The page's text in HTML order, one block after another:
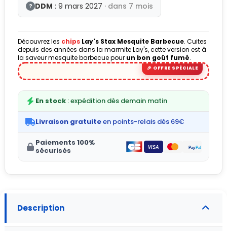
(1 avis)
? DDM : 9 mars 2027 · dans 7 mois
Découvrez les chips Lay's Stax Mesquite Barbecue. Cuites
depuis des années dans la marmite Lay's, cette version est à
la saveur mesquite barbecue pour un bon goût fumé.
En stock : expédition dès demain matin
Livraison gratuiteen points-relais dès 69€
Paiements 100%
sécurisés
Description